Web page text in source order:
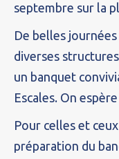
septembre sur la
De belles
diverses
un banquet
Escales. On
Pour celles et
préparation du